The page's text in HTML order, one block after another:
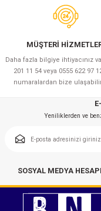
MÜŞTERİ
Daha fazla bilgiye ihtiyacınız
201 11 54 veya 0555 622 97
numaralardan bize
Yeniliklerden ve
SOSYAL MEDYA